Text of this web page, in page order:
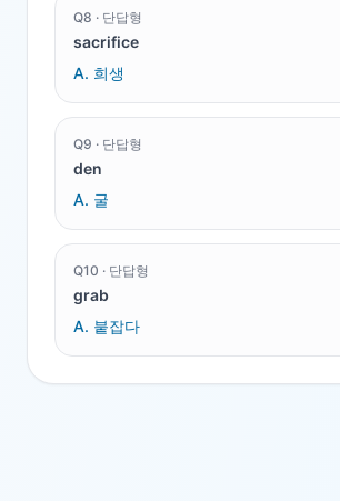
Q8 · 단답형
sacrifice
A. 희생
Q9 · 단답형
den
A. 굴
Q10 · 단답형
grab
A. 붙잡다